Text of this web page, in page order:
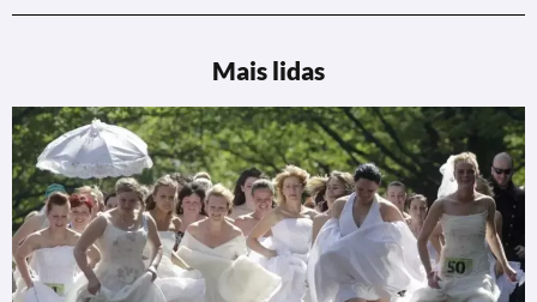
Mais lidas